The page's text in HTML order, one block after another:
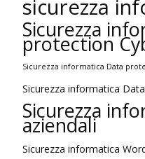
sicurezza
Sicurezza
protection
Sicurezza informatica Data
Sicurezza informatica
Sicurezza
aziendali
Sicurezza informatica